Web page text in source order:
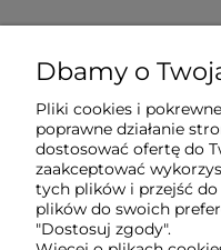
O nas
Informacje
Dbamy o
Pliki cookies i
poprawne działanie
dostosować ofertę do
zaakceptować
tych plików i przejść
plików do swoich
"Dostosuj zgody".